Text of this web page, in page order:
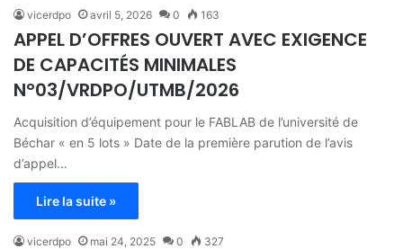
vicerdpo avril 5, 2026 0 163
APPEL D’OFFRES OUVERT AVEC EXIGENCE
DE CAPACITÉS MINIMALES
N°03/VRDPO/UTMB/2026
Acquisition d’équipement pour le FABLAB de l’université de
Béchar « en 5 lots » Date de la première parution de l’avis
d’appel…
Lire la suite »
vicerdpo mai 24, 2025 0 327